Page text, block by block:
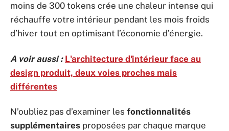
moins de 300 tokens crée une chaleur intense qui
réchauffe votre intérieur pendant les mois froids
d’hiver tout en optimisant l’économie d’énergie.
A voir aussi : L'architecture d'intérieur face au
design produit, deux voies proches mais
différentes
N’oubliez pas d’examiner les fonctionnalités
supplémentaires proposées par chaque marque